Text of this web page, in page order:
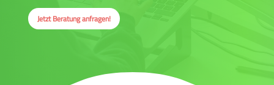
Jetzt Beratung anfragen!